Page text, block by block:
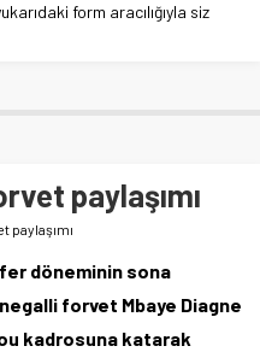
form aracılığıyla siz
paylaşımı
paylaşımı
döneminin sona
forvet Mbaye Diagne
kadrosuna katarak